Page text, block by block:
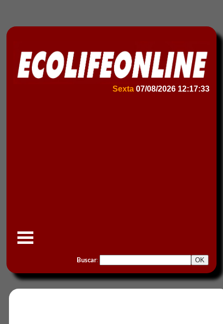
Sexta 07/08/2026 12:17:33
Buscar: